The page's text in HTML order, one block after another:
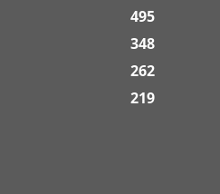
495
348
262
219